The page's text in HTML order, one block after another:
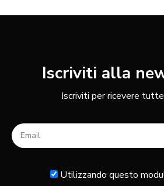
Iscriviti alla
Iscriviti per ricevere
Utilizzando questo